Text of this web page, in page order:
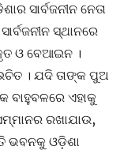
ସାର୍ବଜନୀନ ନେତା
ସ୍ଥାନରେ
ଓ ବେଆଇନ ।
। ଯଦି ତାଙ୍କ ପୁଅ
ଏହାକୁ
ରଖାଯାଉ,
ଭବନକୁ ଓଡ଼ିଶା